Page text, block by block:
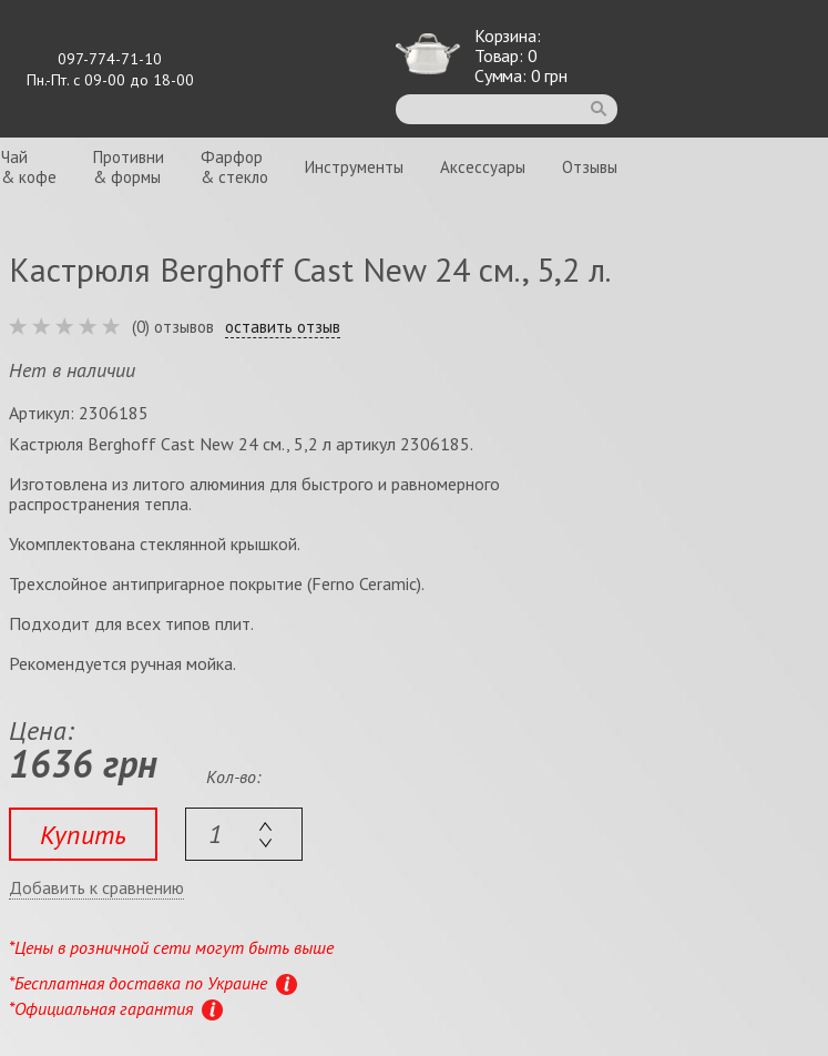
097-774-71-10
Пн.-Пт. с 09-00 до 18-00
Корзина:
Товар: 0
Сумма: 0 грн
Чай
& кофе
Противни
& формы
Фарфор
& стекло
Инструменты Аксессуары Отзывы
Кастрюля Berghoff Cast New 24 см., 5,2 л.
(0) отзывов оставить отзыв
Нет в наличии
Артикул: 2306185
Кастрюля Berghoff Cast New 24 см., 5,2 л артикул 2306185.
Изготовлена из литого алюминия для быстрого и равномерного
распространения тепла.
Укомплектована стеклянной крышкой.
Трехслойное антипригарное покрытие (Ferno Ceramic).
Подходит для всех типов плит.
Рекомендуется ручная мойка.
Цена:
1636 грн
Купить
Кол-во:
Добавить к сравнению
*Цены в розничной сети могут быть выше
*Бесплатная доставка по Украине
*Официальная гарантия